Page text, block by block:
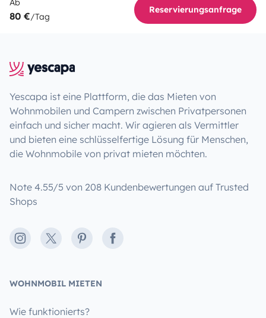
80 €/Tag
Reservierungsanfrage
Yescapa ist eine Plattform, die das Mieten von
Wohnmobilen und Campern zwischen Privatpersonen
einfach und sicher macht. Wir agieren als Vermittler
und bieten eine schlüsselfertige Lösung für Menschen,
die Wohnmobile von privat mieten möchten.
Note 4.55/5 von 208 Kundenbewertungen auf Trusted
Shops
Instagram
X PinterestFacebook
WOHNMOBIL MIETEN
Wie funktionierts?